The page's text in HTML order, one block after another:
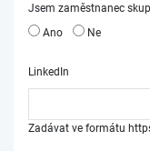
Jsem zaměstnanec
Ano
Ne
LinkedIn
Zadávat ve formátu